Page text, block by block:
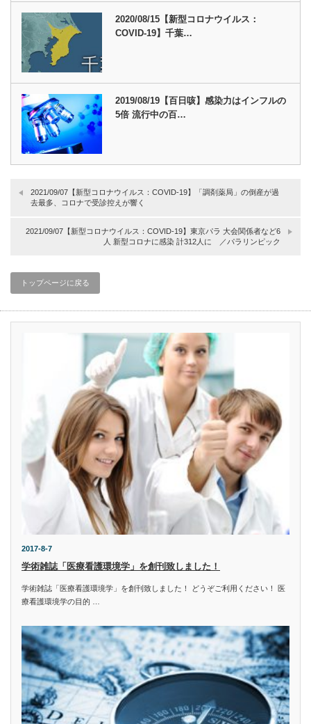
2020/08/15【新型コロナウイルス：
COVID-19】千葉…
2019/08/19【百日咳】感染力はインフルの
5倍 流行中の百…
2021/09/07【新型コロナウイルス：COVID-19】「調剤薬局」の倒産が過
去最多、コロナで受診控えが響く
2021/09/07【新型コロナウイルス：COVID-19】東京パラ 大会関係者など6
人 新型コロナに感染 計312人に ／パラリンピック
トップページに戻る
2017-8-7
学術雑誌「医療看護環境学」を創刊致しました！
学術雑誌「医療看護環境学」を創刊致しました！ どうぞご利用ください！ 医
療看護環境学の目的 …